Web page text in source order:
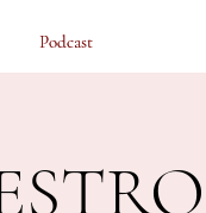
Podcast
Podcast